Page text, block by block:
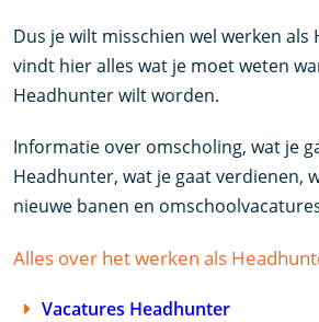
Dus je wilt misschien wel werken als
vindt hier alles wat je moet weten
Headhunter wilt worden.
Informatie over omscholing, wat je
Headhunter, wat je gaat verdienen,
nieuwe banen en
Alles over het werken als
Vacatures Headhunter